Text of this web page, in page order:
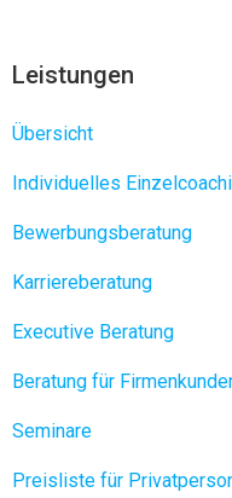
Leistungen
Übersicht
Individuelles
Bewerbungsberatung
Karriereberatung
Executive Beratung
Beratung für
Seminare
Preisliste für